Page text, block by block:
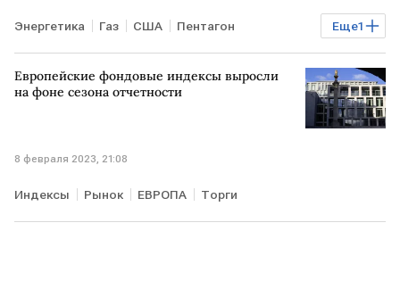
Еще1
Энергетика Газ США Пентагон
ЧП на Северных потоках
Европейские фондовые индексы выросли
на фоне сезона отчетности
8 февраля 2023, 21:08
Индексы Рынок ЕВРОПА Торги